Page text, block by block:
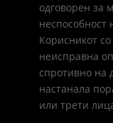
одговорен за
неспособност
Корисникот
неисправна
спротивно на
настанала
или трети